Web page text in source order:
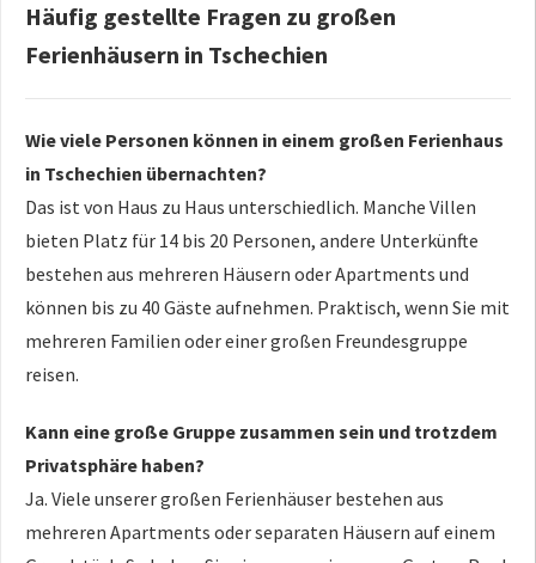
Häufig gestellte Fragen zu großen
Ferienhäusern in Tschechien
Wie viele Personen können in einem großen Ferienhaus
in Tschechien übernachten?
Das ist von Haus zu Haus unterschiedlich. Manche Villen
bieten Platz für 14 bis 20 Personen, andere Unterkünfte
bestehen aus mehreren Häusern oder Apartments und
können bis zu 40 Gäste aufnehmen. Praktisch, wenn Sie mit
mehreren Familien oder einer großen Freundesgruppe
reisen.
Kann eine große Gruppe zusammen sein und trotzdem
Privatsphäre haben?
Ja. Viele unserer großen Ferienhäuser bestehen aus
mehreren Apartments oder separaten Häusern auf einem